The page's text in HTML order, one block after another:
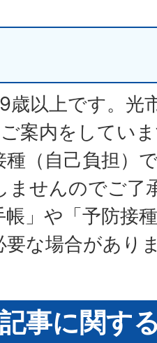
歳以上です。光
案内をしてい
種（自己負担）
ませんのでご了
帳」や「予防接
要な場合があり
事に関す